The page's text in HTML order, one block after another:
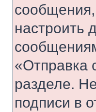
настроить
«Отправка
разделе.
подписи в